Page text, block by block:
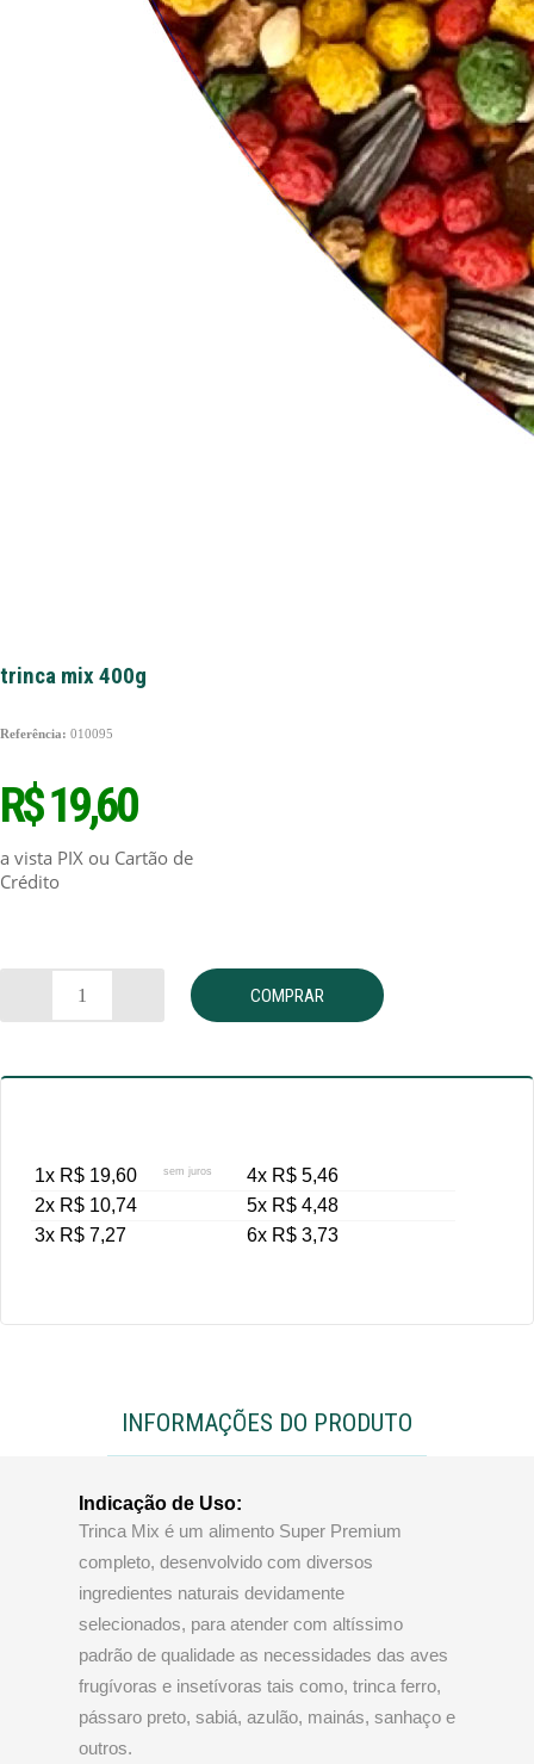
trinca mix 400g
Referência: 010095
R$ 19,60
a vista PIX ou Cartão de
Crédito
COMPRAR
1x R$ 19,60 sem juros
2x R$ 10,74
3x R$ 7,27
4x R$ 5,46
5x R$ 4,48
6x R$ 3,73
INFORMAÇÕES DO PRODUTO
Indicação de Uso:
Trinca Mix é um alimento Super Premium
completo, desenvolvido com diversos
ingredientes naturais devidamente
selecionados, para atender com altíssimo
padrão de qualidade as necessidades das aves
frugívoras e insetívoras tais como, trinca ferro,
pássaro preto, sabiá, azulão, mainás, sanhaço e
outros.